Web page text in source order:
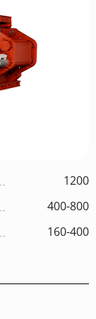
1200
400-800
160-400